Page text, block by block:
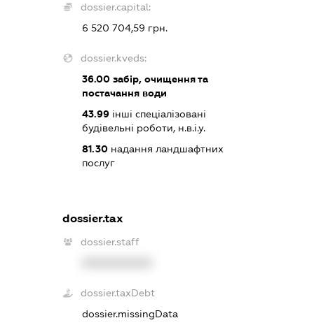
dossier.capital:
6 520 704,59 грн.
dossier.kveds:
36.00забір, очищення та
постачання води
43.99інші спеціалізовані
будівельні роботи, н.в.і.у.
81.30надання ландшафтних
послуг
dossier.tax
dossier.staff
dossier.taxDebt
dossier.missingData